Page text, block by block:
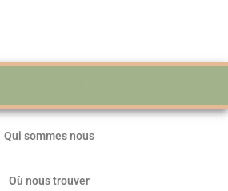
Qui sommes nous
Où nous trouver